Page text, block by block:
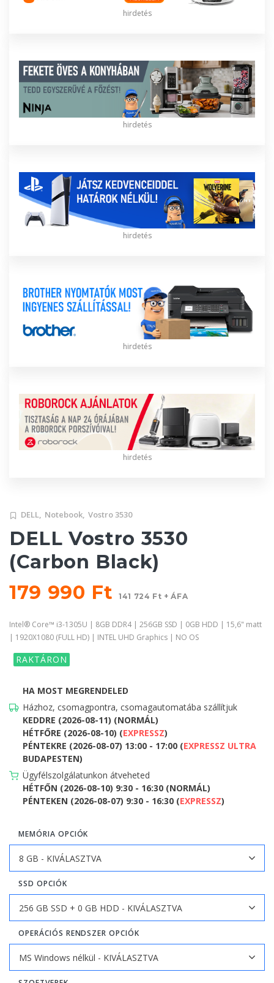
hirdetés
hirdetés
hirdetés
hirdetés
hirdetés
DELL, Notebook, Vostro 3530
DELL Vostro 3530
(Carbon Black)
179 990 Ft141 724 Ft + ÁFA
Intel® Core™ i3-1305U | 8GB DDR4 | 256GB SSD | 0GB HDD | 15,6" matt
| 1920X1080 (FULL HD) | INTEL UHD Graphics | NO OS
RAKTÁRON
HA MOST MEGRENDELED
Házhoz, csomagpontra, csomagautomatába szállítjuk
KEDDRE (2026-08-11) (NORMÁL)
HÉTFŐRE (2026-08-10) (EXPRESSZ)
PÉNTEKRE (2026-08-07) 13:00 - 17:00 (EXPRESSZ ULTRA
BUDAPESTEN)
Ügyfélszolgálatunkon átveheted
HÉTFŐN (2026-08-10) 9:30 - 16:30 (NORMÁL)
PÉNTEKEN (2026-08-07) 9:30 - 16:30 (EXPRESSZ)
MEMÓRIA OPCIÓK
SSD OPCIÓK
OPERÁCIÓS RENDSZER OPCIÓK